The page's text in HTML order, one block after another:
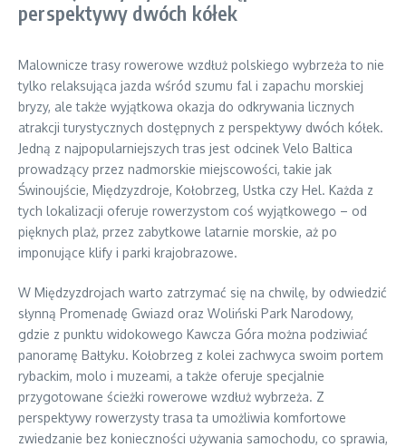
perspektywy dwóch kółek
Malownicze trasy rowerowe wzdłuż polskiego wybrzeża to nie
tylko relaksująca jazda wśród szumu fal i zapachu morskiej
bryzy, ale także wyjątkowa okazja do odkrywania licznych
atrakcji turystycznych dostępnych z perspektywy dwóch kółek.
Jedną z najpopularniejszych tras jest odcinek Velo Baltica
prowadzący przez nadmorskie miejscowości, takie jak
Świnoujście, Międzyzdroje, Kołobrzeg, Ustka czy Hel. Każda z
tych lokalizacji oferuje rowerzystom coś wyjątkowego – od
pięknych plaż, przez zabytkowe latarnie morskie, aż po
imponujące klify i parki krajobrazowe.
W Międzyzdrojach warto zatrzymać się na chwilę, by odwiedzić
słynną Promenadę Gwiazd oraz Woliński Park Narodowy,
gdzie z punktu widokowego Kawcza Góra można podziwiać
panoramę Bałtyku. Kołobrzeg z kolei zachwyca swoim portem
rybackim, molo i muzeami, a także oferuje specjalnie
przygotowane ścieżki rowerowe wzdłuż wybrzeża. Z
perspektywy rowerzysty trasa ta umożliwia komfortowe
zwiedzanie bez konieczności używania samochodu, co sprawia,